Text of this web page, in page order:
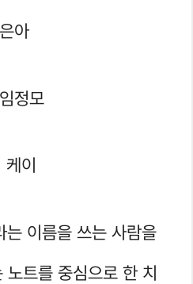
아
정모
이
는 이름을 쓰는 사람을
트를 중심으로 한 치